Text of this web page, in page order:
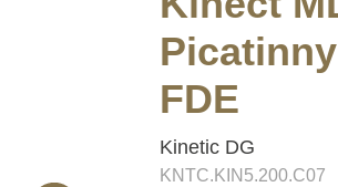
FDE
Kinetic DG
KNTC.KIN5.200.C07